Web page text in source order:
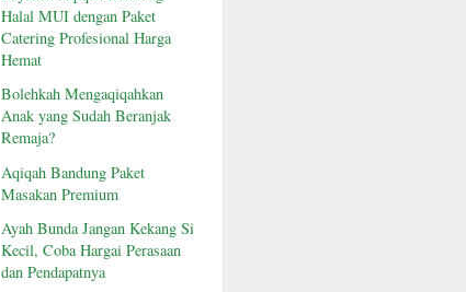
Halal MUI dengan Paket
Catering Profesional Harga
Hemat
Bolehkah Mengaqiqahkan
Anak yang Sudah Beranjak
Remaja?
Aqiqah Bandung Paket
Masakan Premium
Ayah Bunda Jangan Kekang Si
Kecil, Coba Hargai Perasaan
dan Pendapatnya